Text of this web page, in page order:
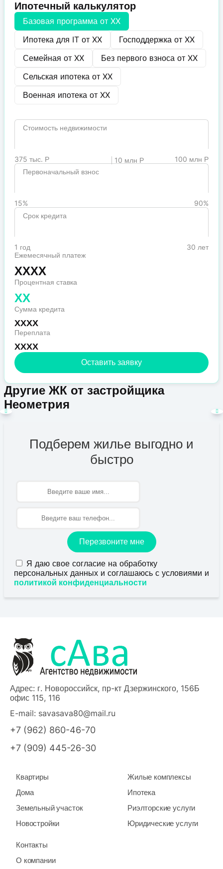
Ипотечный калькулятор
Базовая программа от XX
Ипотека для IT от XX Господдержка от XX
Семейная от XX Без первого взноса от XX
Сельская ипотека от XX
Военная ипотека от XX
Стоимость недвижимости
375 тыс. Р 10 млн Р
100 млн Р
Первоначальный взнос
15%
90%
Срок кредита
1 год
30 лет
Ежемесячный платеж
XXXX
Процентная ставка
XX
Сумма кредита
XXXX
Переплата
XXXX
Оставить заявку
Другие ЖК от застройщика
Неометрия
Подберем жилье выгодно и
быстро
Перезвоните мне
Я даю свое согласие на обработку
персональных данных и соглашаюсь с условиями и
политикой конфиденциальности
Адрес: г. Новороссийск, пр-кт Дзержинского, 156Б
офис 115, 116
E-mail: savasava80@mail.ru
+7 (962) 860-46-70
+7 (909) 445-26-30
Квартиры
Дома
Земельный участок
Новостройки
Жилые комплексы
Ипотека
Риэлторские услуги
Юридические услуги
Контакты
О компании